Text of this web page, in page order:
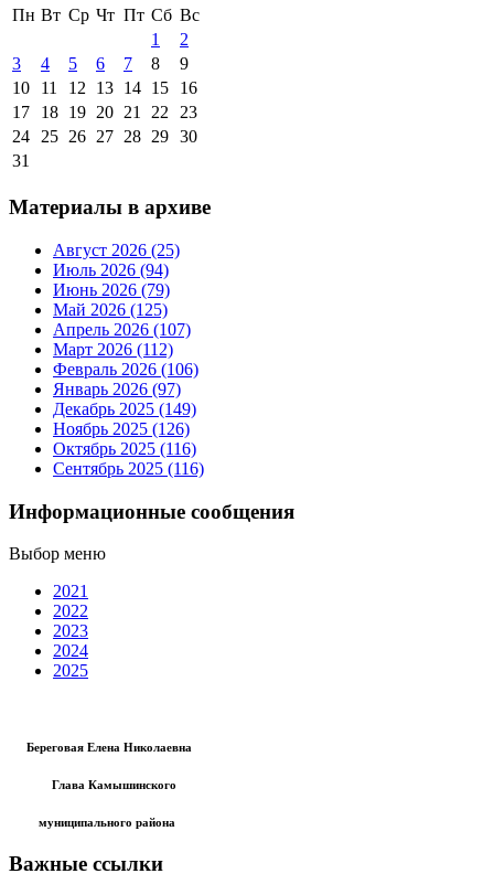
Пн Вт Ср Чт Пт Сб Вс
1
2
3
4 5 6 7 8
9
10
11 12 13 14 15
16
17
18 19 20 21 22
23
24
25 26 27 28 29 30
31
Материалы в архиве
Август 2026 (25)
Июль 2026 (94)
Июнь 2026 (79)
Май 2026 (125)
Апрель 2026 (107)
Март 2026 (112)
Февраль 2026 (106)
Январь 2026 (97)
Декабрь 2025 (149)
Ноябрь 2025 (126)
Октябрь 2025 (116)
Сентябрь 2025 (116)
Информационные сообщения
Выбор меню
2021
2022
2023
2024
2025
Береговая Елена Николаевна
Глава Камышинского
муниципального района
Важные ссылки